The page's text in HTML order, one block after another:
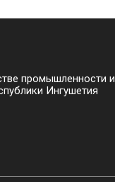
промышленности и
Ингушетия